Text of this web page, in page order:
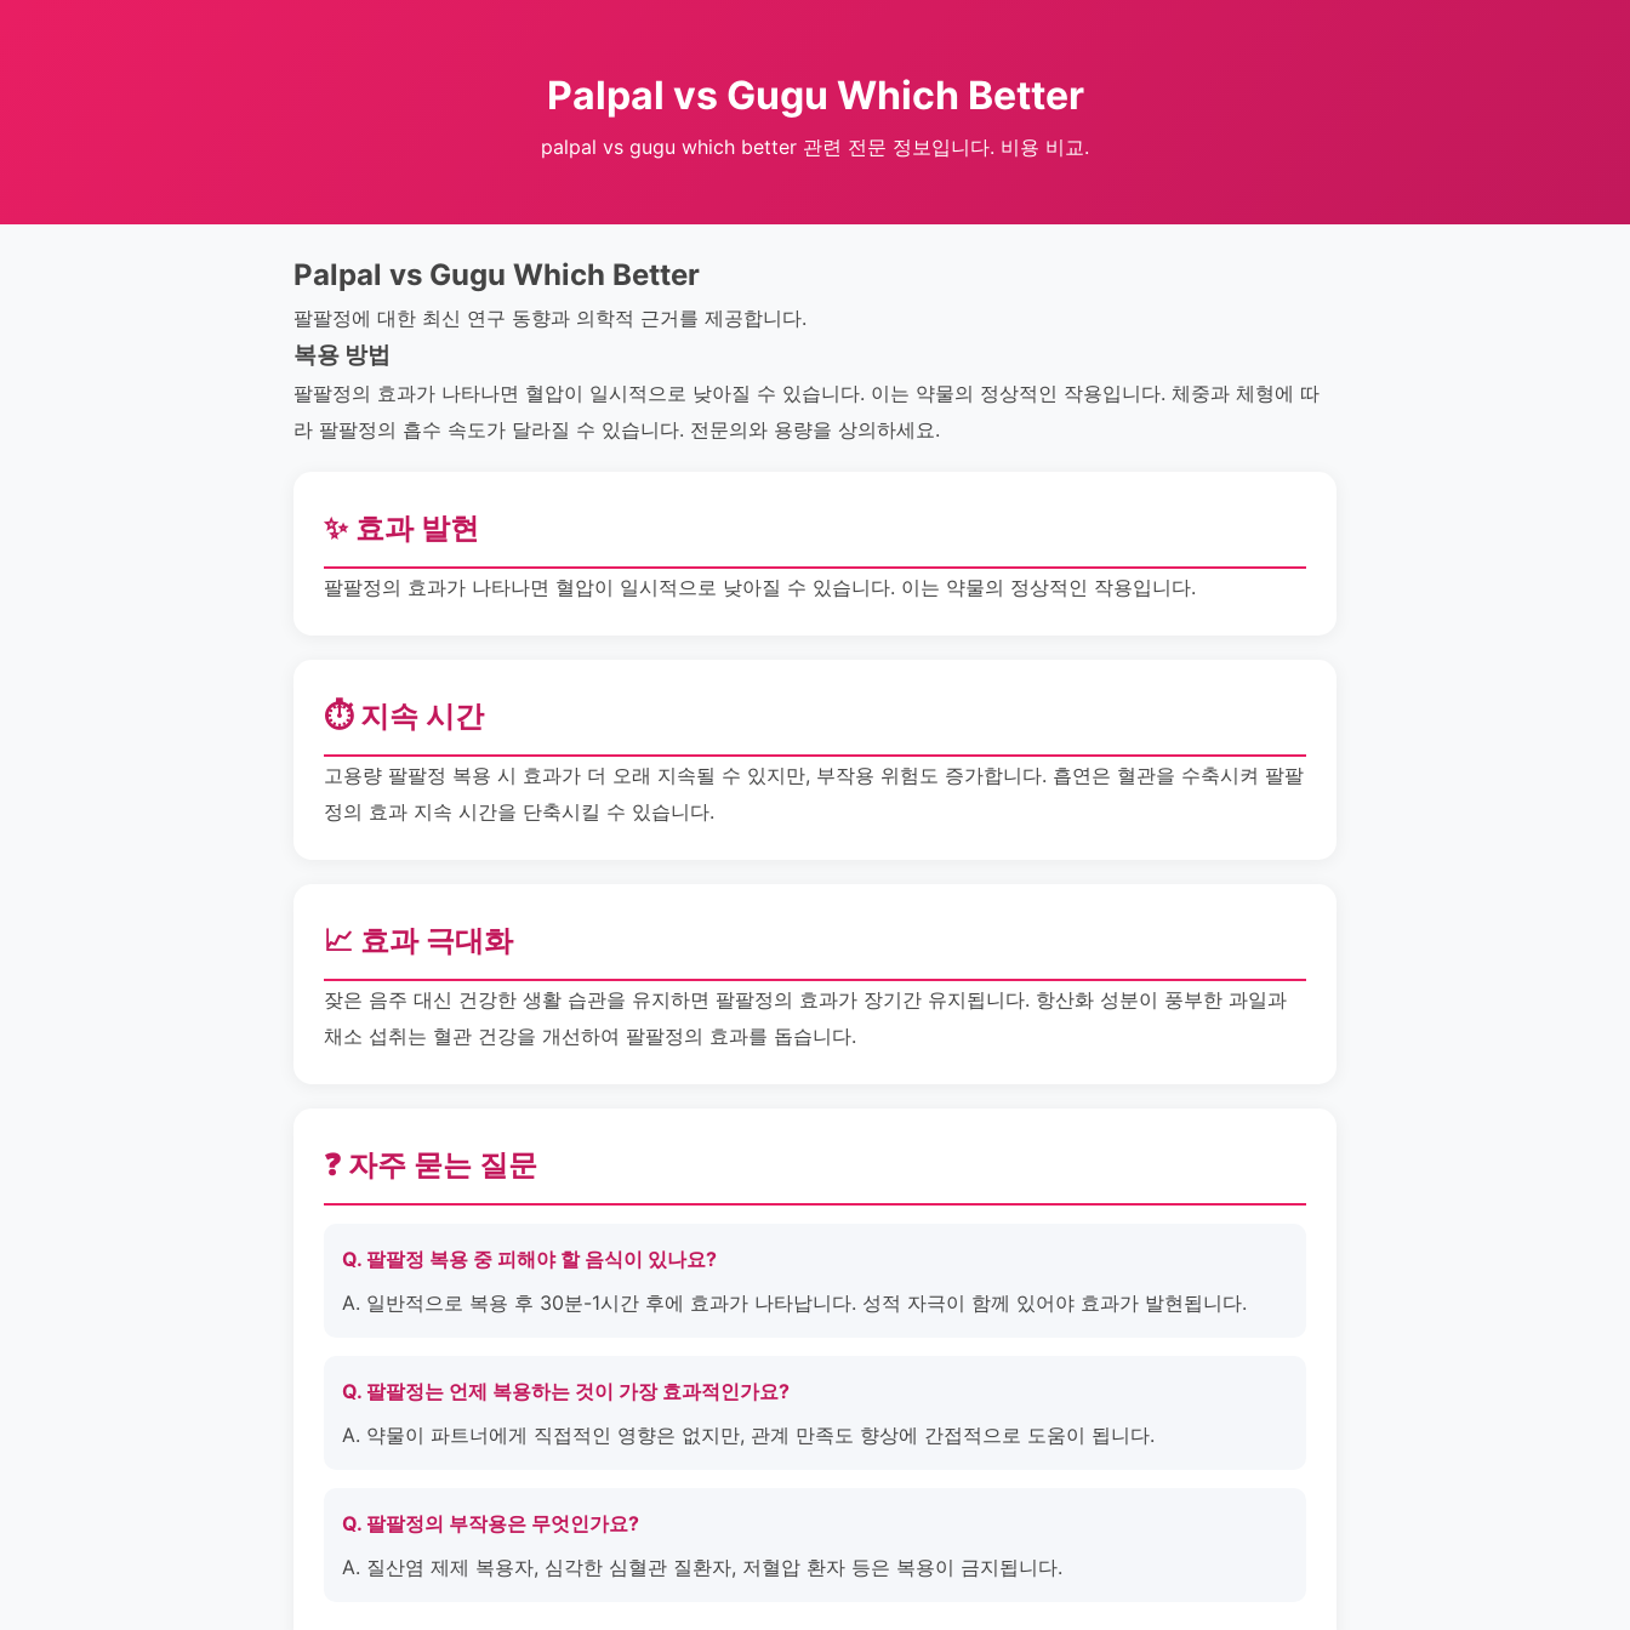
Palpal vs Gugu Which Better
palpal vs gugu which better 관련 전문 정보입니다. 비용 비교.
Palpal vs Gugu Which Better
팔팔정에 대한 최신 연구 동향과 의학적 근거를 제공합니다.
복용 방법
팔팔정의 효과가 나타나면 혈압이 일시적으로 낮아질 수 있습니다. 이는 약물의 정상적인 작용입니다. 체중과 체형에 따
라 팔팔정의 흡수 속도가 달라질 수 있습니다. 전문의와 용량을 상의하세요.
✨ 효과 발현
팔팔정의 효과가 나타나면 혈압이 일시적으로 낮아질 수 있습니다. 이는 약물의 정상적인 작용입니다.
⏱️ 지속 시간
고용량 팔팔정 복용 시 효과가 더 오래 지속될 수 있지만, 부작용 위험도 증가합니다. 흡연은 혈관을 수축시켜 팔팔
정의 효과 지속 시간을 단축시킬 수 있습니다.
📈 효과 극대화
잦은 음주 대신 건강한 생활 습관을 유지하면 팔팔정의 효과가 장기간 유지됩니다. 항산화 성분이 풍부한 과일과
채소 섭취는 혈관 건강을 개선하여 팔팔정의 효과를 돕습니다.
❓ 자주 묻는 질문
Q. 팔팔정 복용 중 피해야 할 음식이 있나요?
A. 일반적으로 복용 후 30분-1시간 후에 효과가 나타납니다. 성적 자극이 함께 있어야 효과가 발현됩니다.
Q. 팔팔정는 언제 복용하는 것이 가장 효과적인가요?
A. 약물이 파트너에게 직접적인 영향은 없지만, 관계 만족도 향상에 간접적으로 도움이 됩니다.
Q. 팔팔정의 부작용은 무엇인가요?
A. 질산염 제제 복용자, 심각한 심혈관 질환자, 저혈압 환자 등은 복용이 금지됩니다.